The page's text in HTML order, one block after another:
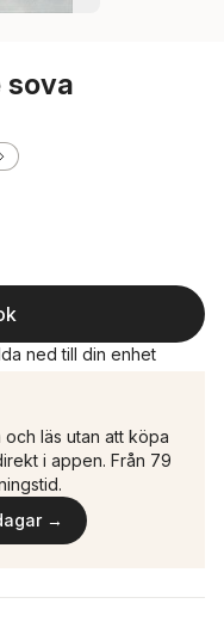
sova
ned till din enhet
och läs utan att köpa
i appen. Från 79
→